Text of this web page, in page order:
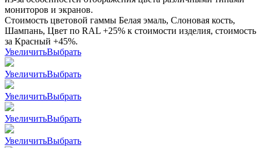
мониторов и экранов.
Стоимость цветовой гаммы Белая эмаль, Слоновая кость,
Шампань, Цвет по RAL +25% к стоимости изделия, стоимость
за Красный +45%.
УвеличитьВыбрать
УвеличитьВыбрать
УвеличитьВыбрать
УвеличитьВыбрать
УвеличитьВыбрать